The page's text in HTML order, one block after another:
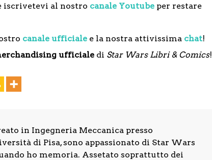
iscrivetevi al nostro canale Youtube per restare
canale ufficiale e la nostra attivissima chat!
ufficiale di Star Wars Libri & Comics!
in Ingegneria Meccanica presso
di Pisa, sono appassionato di Star Wars
ho memoria. Assetato soprattutto dei